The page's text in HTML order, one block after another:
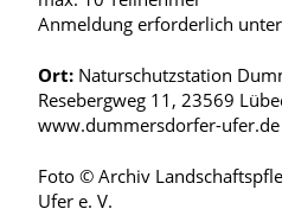
Anmeldung erforderlich
Ort: Naturschutzstation
Resebergweg 11, 23569
www.dummersdorfer-ufer.de
Foto © Archiv
Ufer e. V.